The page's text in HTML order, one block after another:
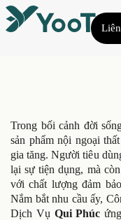
Trong bối cảnh đời
sản phẩm nội ngoại
gia tăng. Người tiêu
lại sự tiện dụng, mà
với chất lượng đảm
Nắm bắt nhu cầu ấy,
Dịch Vụ Qui Phúc